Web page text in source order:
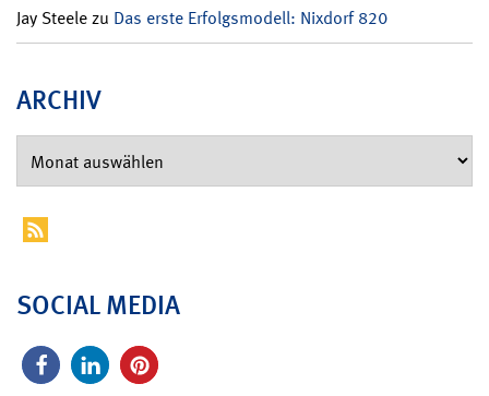
Jay Steelezu Das erste Erfolgsmodell: Nixdorf 820
ARCHIV
SOCIAL MEDIA